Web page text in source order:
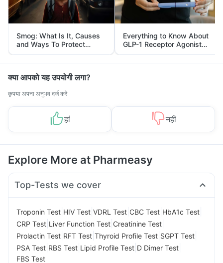
Smog: What Is It, Causes
and Ways To Protect
Yourself From It
Everything to Know About
GLP-1 Receptor Agonist
and Its Role in Weight
Management
क्या आपको यह उपयोगी लगा?
कृपया अपना अनुभव दर्ज करें
हां नहीं
Explore More at Pharmeasy
Top-Tests we cover
Troponin Test HIV Test VDRL Test CBC Test HbA1c Test
CRP Test Liver Function Test Creatinine Test
Prolactin Test RFT Test Thyroid Profile Test SGPT Test
PSA Test RBS Test Lipid Profile Test D Dimer Test
FBS Test